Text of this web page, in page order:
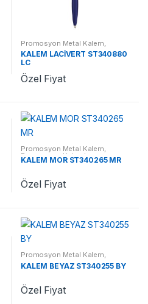
Promosyon Metal Kalem
Promosyon Kalemler
KALEM LACİVERT ST340880
LC
Özel Fiyat
Promosyon Metal Kalem,
Promosyon Kalemler
KALEM MOR ST340265 MR
Özel Fiyat
Promosyon Metal Kalem,
Promosyon Kalemler
KALEM BEYAZ ST340255 BY
Özel Fiyat